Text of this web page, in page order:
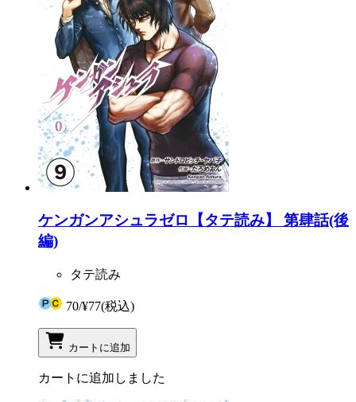
ケンガンアシュラゼロ【タテ読み】 第肆話(後
編)
タテ読み
70/¥77(税込)
カートに追加
カートに追加しました